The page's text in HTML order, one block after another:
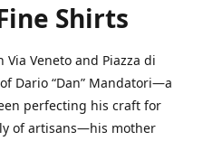
Shirts
Veneto and Piazza di
Dario “Dan” Mandatori—a
perfecting his craft for
of artisans—his mother